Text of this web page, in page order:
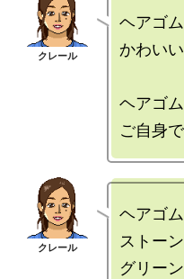
ヘアゴ
かわい
ヘアゴ
ヘアゴ
ストー
グリー